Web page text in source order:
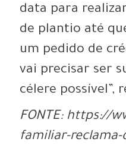
data para
de plantio até
um pedido de
vai precisar ser
célere possível”,
FONTE: https://
familiar-